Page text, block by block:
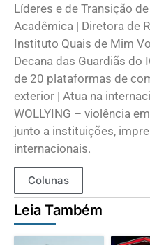
Líderes e de Transição
Acadêmica | Diretora de
Instituto Quais de Mim
Decana das Guardiãs do
de 20 plataformas de
exterior | Atua na
WOLLYING – violência
junto a instituições,
internacionais.
Colunas
Leia Também